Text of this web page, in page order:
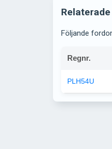
Följande
Regnr.
PLH54U